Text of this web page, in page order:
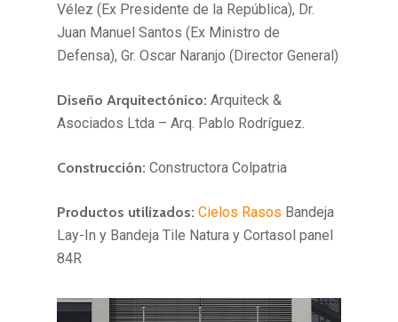
Vélez (Ex Presidente de la República), Dr.
Juan Manuel Santos (Ex Ministro de
Defensa), Gr. Oscar Naranjo (Director General)
Diseño Arquitectónico: Arquiteck &
Asociados Ltda – Arq. Pablo Rodríguez.
Construcción: Constructora Colpatria
Productos utilizados: Cielos Rasos Bandeja
Lay-In y Bandeja Tile Natura y Cortasol panel
84R